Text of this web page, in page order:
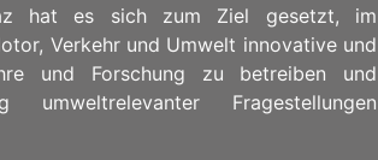
hat es sich zum Ziel gesetzt, im
Verkehr und Umwelt innovative und
und Forschung zu betreiben und
Fragestellungen